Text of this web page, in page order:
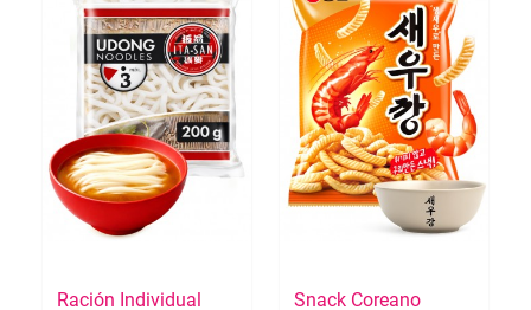
Ración Individual
Snack Coreano